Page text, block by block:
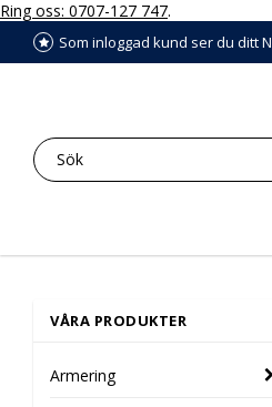
Ring oss: 0707-127 747.
Som inloggad kund ser du ditt
VÅRA PRODUKTER
Armering